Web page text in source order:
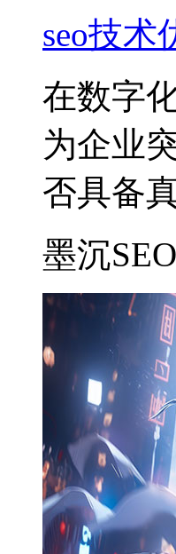
seo技术
在数字
为企业
否具备
墨沉